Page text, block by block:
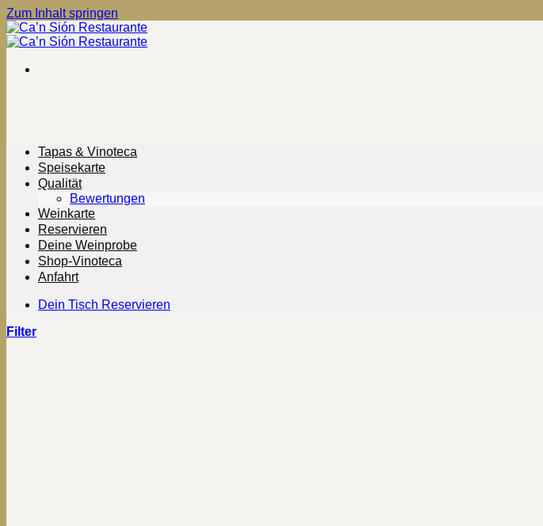
Zum Inhalt springen
Tapas & Vinoteca
Speisekarte
Qualität
Bewertungen
Weinkarte
Reservieren
Deine Weinprobe
Shop-Vinoteca
Anfahrt
Dein Tisch Reservieren
Filter